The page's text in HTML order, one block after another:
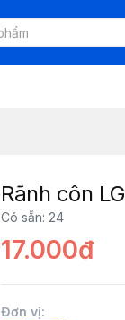
Rãnh côn LG
Có sẵn: 24
17.000đ
Đơn vị: